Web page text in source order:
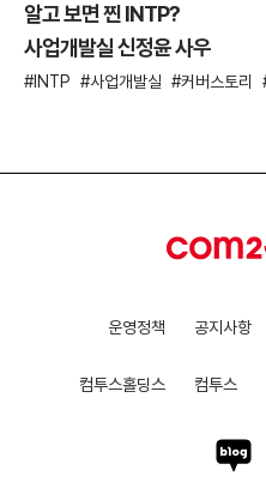
알고 보면 찐 INTP?
사업개발실 신정윤 사우
INTP 사업개발실 커버스토리
운영정책 공지사항
컴투스홀딩스 컴투스